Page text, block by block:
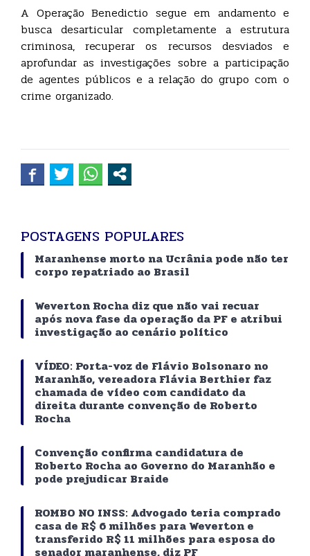
A Operação Benedictio segue em andamento e
busca desarticular completamente a estrutura
criminosa, recuperar os recursos desviados e
aprofundar as investigações sobre a participação
de agentes públicos e a relação do grupo com o
crime organizado.
POSTAGENS POPULARES
Maranhense morto na Ucrânia pode não ter
corpo repatriado ao Brasil
Weverton Rocha diz que não vai recuar
após nova fase da operação da PF e atribui
investigação ao cenário político
VÍDEO: Porta-voz de Flávio Bolsonaro no
Maranhão, vereadora Flávia Berthier faz
chamada de vídeo com candidato da
direita durante convenção de Roberto
Rocha
Convenção confirma candidatura de
Roberto Rocha ao Governo do Maranhão e
pode prejudicar Braide
ROMBO NO INSS: Advogado teria comprado
casa de R$ 6 milhões para Weverton e
transferido R$ 11 milhões para esposa do
senador maranhense, diz PF